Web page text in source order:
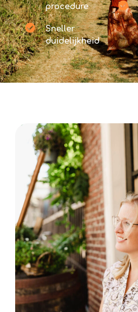
procedure
Sneller
duidelijkheid